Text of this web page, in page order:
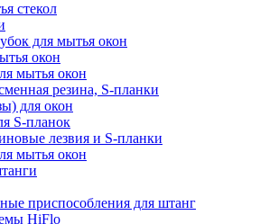
стекол
для мытья окон
окон
мытья окон
резина, S-планки
для окон
S-планок
лезвия и S-планки
мытья окон
приспособления для штанг
HiFlo